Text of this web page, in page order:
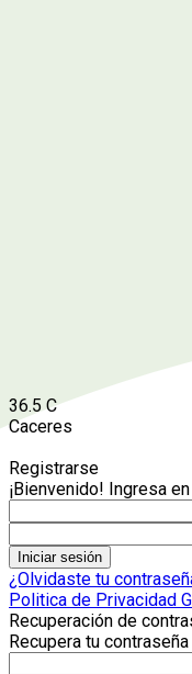
36.5 C
Caceres
Registrarse
¡Bienvenido! Ingresa
¿Olvidaste tu
Politica de Privacidad
Recuperación de
Recupera tu contraseña